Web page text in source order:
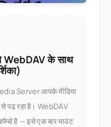
के साथ
Server आपके मीडिया
पढ़ रहा है। WebDAV
है — इसे एक बार माउंट